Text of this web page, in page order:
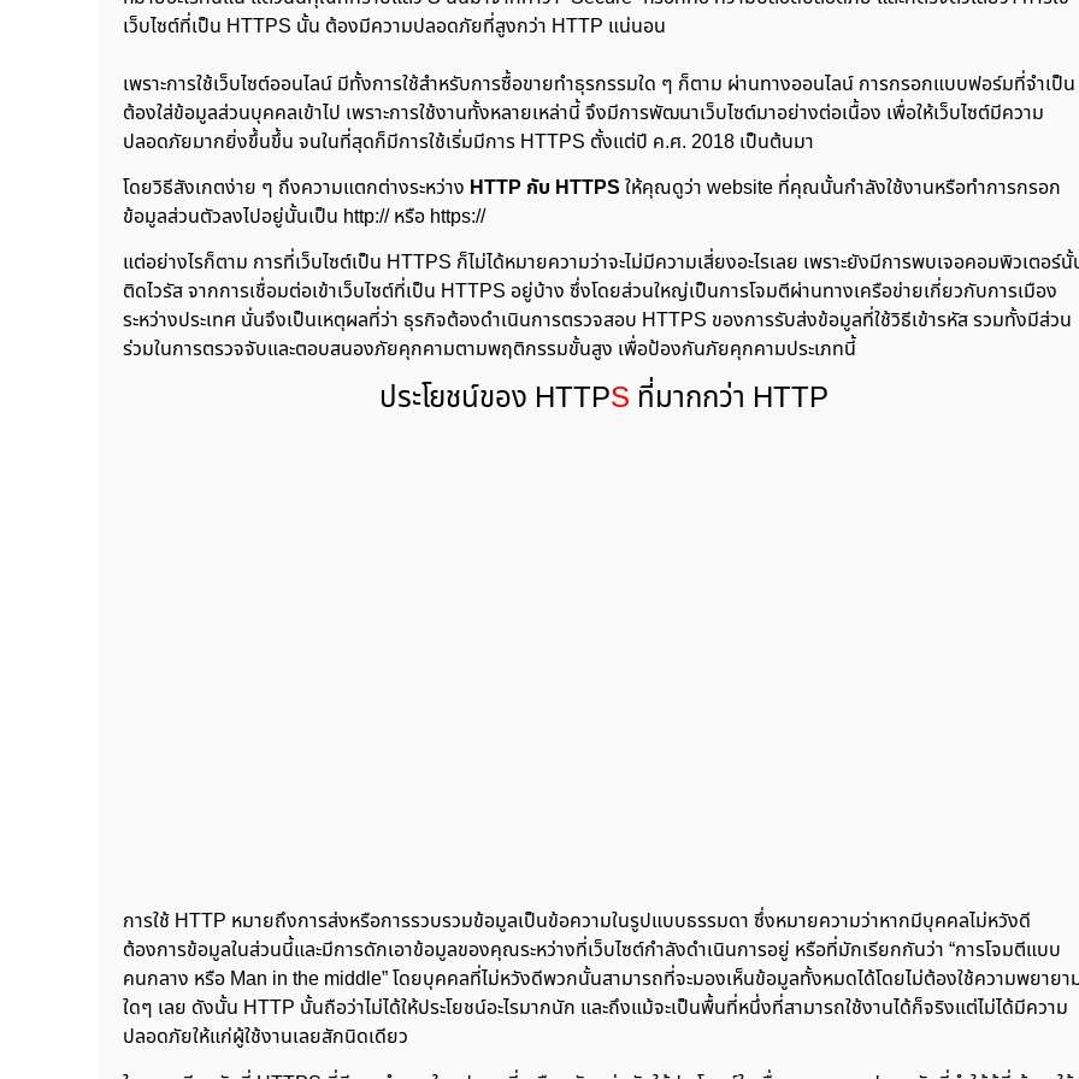
เว็บไซต์ที่เป็น HTTPS นั้น ต้องมีความปลอดภัยที่สูงกว่า HTTP แน่นอน
เพราะการใช้เว็บไซต์ออนไลน์ มีทั้งการใช้สำหรับการซื้อขายทำธุรกรรมใด ๆ ก็ตาม ผ่านทางออนไลน์ การกรอกแบบฟอร์มที่จำเป็น
ต้องใส่ข้อมูลส่วนบุคคลเข้าไป เพราะการใช้งานทั้งหลายเหล่านี้ จึงมีการพัฒนาเว็บไซต์มาอย่างต่อเนื้อง เพื่อให้เว็บไซต์มีความ
ปลอดภัยมากยิ่งขึ้นขึ้น จนในที่สุดก็มีการใช้เริ่มมีการ HTTPS ตั้งแต่ปี ค.ศ. 2018 เป็นต้นมา
โดยวิธีสังเกตง่าย ๆ ถึงความแตกต่างระหว่าง HTTP กับ HTTPS ให้คุณดูว่า website ที่คุณนั้นกำลังใช้งานหรือทำการกรอก
ข้อมูลส่วนตัวลงไปอยู่นั้นเป็น http:// หรือ https://
แต่อย่างไรก็ตาม การที่เว็บไซต์เป็น HTTPS ก็ไม่ได้หมายความว่าจะไม่มีความเสี่ยงอะไรเลย เพราะยังมีการพบเจอคอมพิวเตอร์
ติดไวรัส จากการเชื่อมต่อเข้าเว็บไซต์ที่เป็น HTTPS อยู่บ้าง ซึ่งโดยส่วนใหญ่เป็นการโจมตีผ่านทางเครือข่ายเกี่ยวกับการเมือง
ระหว่างประเทศ นั่นจึงเป็นเหตุผลที่ว่า ธุรกิจต้องดำเนินการตรวจสอบ HTTPS ของการรับส่งข้อมูลที่ใช้วิธีเข้ารหัส รวมทั้งมีส่วน
ร่วมในการตรวจจับและตอบสนองภัยคุกคามตามพฤติกรรมขั้นสูง เพื่อป้องกันภัยคุกคามประเภทนี้
ประโยชน์ของ HTTPS ที่มากกว่า HTTP
การใช้ HTTP หมายถึงการส่งหรือการรวบรวมข้อมูลเป็นข้อความในรูปแบบธรรมดา ซึ่งหมายความว่าหากมีบุคคลไม่หวังดี
ต้องการข้อมูลในส่วนนี้และมีการดักเอาข้อมูลของคุณระหว่างที่เว็บไซต์กำลังดำเนินการอยู่ หรือที่มักเรียกกันว่า “การโจมตีแบบ
คนกลาง หรือ Man in the middle” โดยบุคคลที่ไม่หวังดีพวกนั้นสามารถที่จะมองเห็นข้อมูลทั้งหมดได้โดยไม่ต้องใช้ความพยายา
ใดๆ เลย ดังนั้น HTTP นั้นถือว่าไม่ได้ให้ประโยชน์อะไรมากนัก และถึงแม้จะเป็นพื้นที่หนึ่งที่สามารถใช้งานได้ก็จริงแต่ไม่ได้มีความ
ปลอดภัยให้แก่ผู้ใช้งานเลยสักนิดเดียว